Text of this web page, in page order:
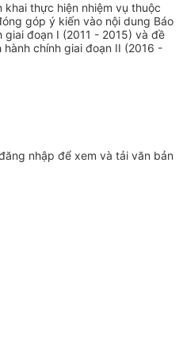
thực hiện nhiệm vụ thuộc
góp ý kiến vào nội dung Báo
đoạn I (2011 - 2015) và đề
chính giai đoạn II (2016 -
nhập để xem và tải văn bản